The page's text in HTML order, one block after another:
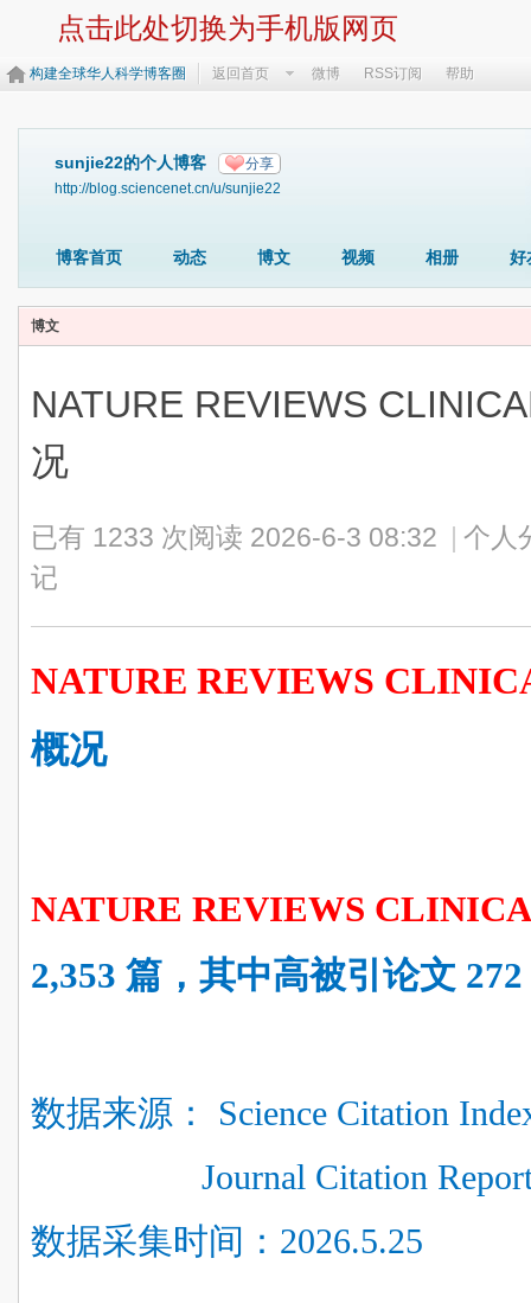
点击此处切换为手机版网页
构建全球华人科学博客圈 返回首页 微博 RSS订阅 帮助
sunjie22的个人博客 分享
http://blog.sciencenet.cn/u/sunjie22
博客首页 动态 博文 视频 相册 好
博文
NATURE REVIEWS
况
已有 1233 次阅读 2026-6-3 08:32
个人
记
NATURE REVIEWS
概况
NATURE REVIEWS
2,353 篇，其中高被引论文 272
数据来源： Science Citation
Journal Citation Reports
数据采集时间：2026.5.25